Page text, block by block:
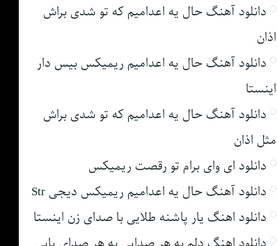
دانلود آهنگ حال یه اعدامیم که تو شدی براش
اذان
دانلود آهنگ حال یه اعدامیم ریمیکس بیس دار
اینستا
دانلود آهنگ حال یه اعدامیم که تو شدی براش
مثل اذان
دانلود ای وای برام تو رقصت ریمیکس
دانلود آهنگ حال یه اعدامیم ریمیکس دیجی Str
دانلود اهنگ یار پاشنه طلایی با صدای زن اینستا